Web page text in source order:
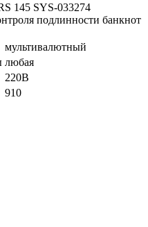
145 SYS-033274
подлинности банкнот
мультивалютный
любая
220В
910